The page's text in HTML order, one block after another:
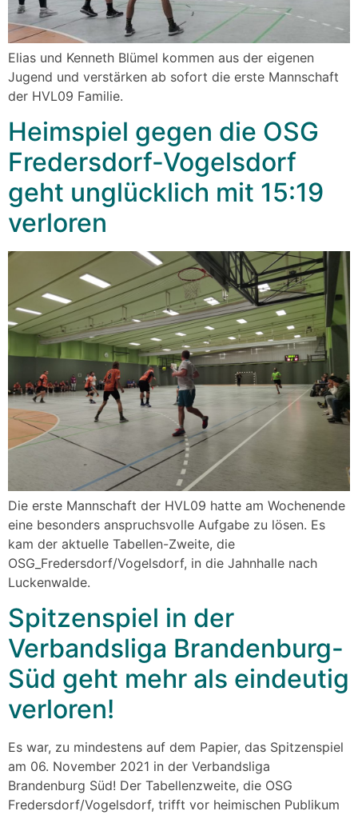
Elias und Kenneth Blümel kommen aus der eigenen
Jugend und verstärken ab sofort die erste Mannschaft
der HVL09 Familie.
Heimspiel gegen die OSG
Fredersdorf-Vogelsdorf
geht unglücklich mit 15:19
verloren
Die erste Mannschaft der HVL09 hatte am Wochenende
eine besonders anspruchsvolle Aufgabe zu lösen. Es
kam der aktuelle Tabellen-Zweite, die
OSG_Fredersdorf/Vogelsdorf, in die Jahnhalle nach
Luckenwalde.
Spitzenspiel in der
Verbandsliga Brandenburg-
Süd geht mehr als eindeutig
verloren!
Es war, zu mindestens auf dem Papier, das Spitzenspiel
am 06. November 2021 in der Verbandsliga
Brandenburg Süd! Der Tabellenzweite, die OSG
Fredersdorf/Vogelsdorf, trifft vor heimischen Publikum